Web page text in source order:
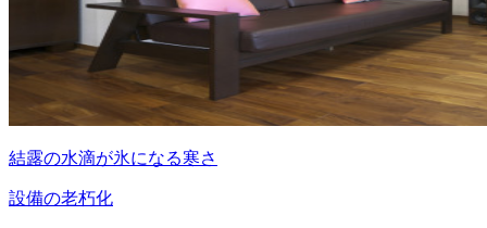
結露の水滴が氷になる寒さ
設備の老朽化